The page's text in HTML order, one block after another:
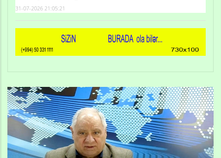
31-07-2026 21:05:21